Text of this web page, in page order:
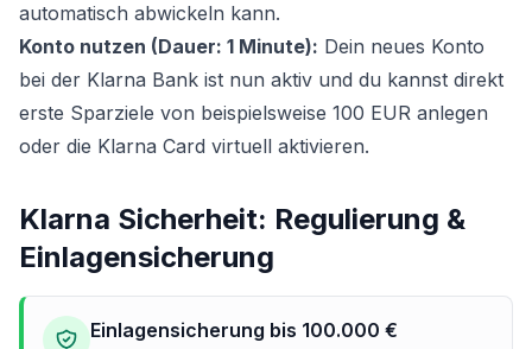
automatisch abwickeln kann.
Konto nutzen (Dauer: 1 Minute): Dein neues Konto
bei der Klarna Bank ist nun aktiv und du kannst direkt
erste Sparziele von beispielsweise 100 EUR anlegen
oder die Klarna Card virtuell aktivieren.
Klarna Sicherheit: Regulierung &
Einlagensicherung
Einlagensicherung bis 100.000 €